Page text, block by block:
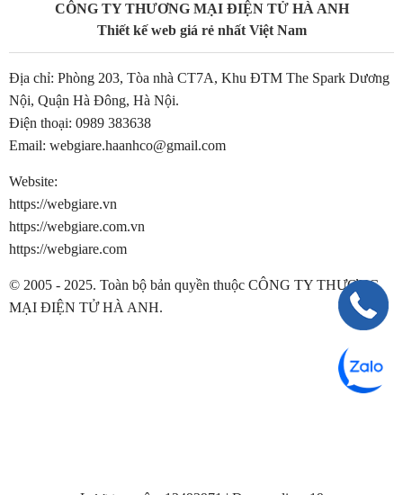
CÔNG TY THƯƠNG MẠI ĐIỆN TỬ HÀ ANH
Thiết kế web giá rẻ nhất Việt Nam
Địa chỉ: Phòng 203, Tòa nhà CT7A, Khu ĐTM The Spark Dương
Nội, Quận Hà Đông, Hà Nội.
Điện thoại: 0989 383638
Email: webgiare.haanhco@gmail.com
Website:
https://webgiare.vn
https://webgiare.com.vn
https://webgiare.com
© 2005 - 2025. Toàn bộ bản quyền thuộc CÔNG TY THƯƠNG
MẠI ĐIỆN TỬ HÀ ANH.